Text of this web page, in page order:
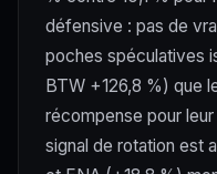
défensive : pas de
poches spéculatives
BTW +126,8 %) que
récompense pour
signal de rotation est